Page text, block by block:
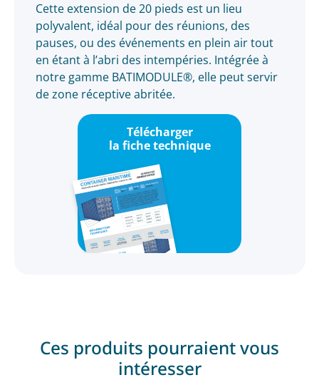
Cette extension de 20 pieds est un lieu
polyvalent, idéal pour des réunions, des
pauses, ou des événements en plein air tout
en étant à l’abri des intempéries. Intégrée à
notre gamme BATIMODULE®, elle peut servir
de zone réceptive abritée.
Télécharger
la fiche technique
Ces produits pourraient vous
intéresser